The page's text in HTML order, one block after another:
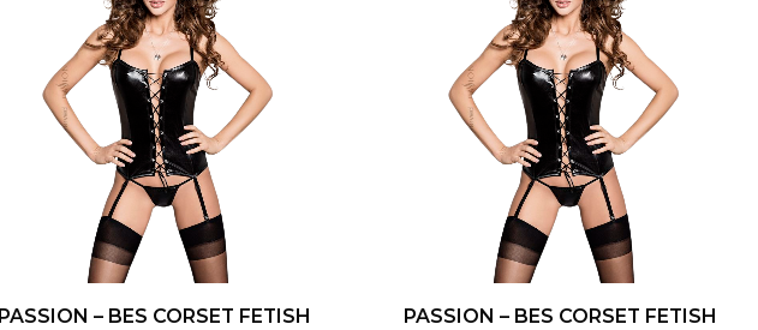
PASSION – BES CORSET FETISH
PASSION – BES CORSET FETISH